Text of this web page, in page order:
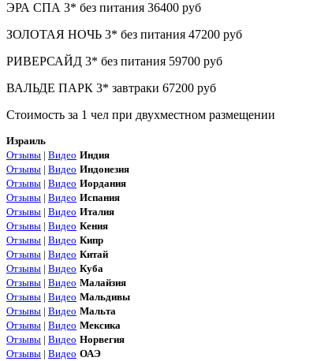
ЭРА СПА 3* без питания 36400 руб
ЗОЛОТАЯ НОЧЬ 3* без питания 47200 руб
РИВЕРСАЙД 3* без питания 59700 руб
ВАЛЬДЕ ПАРК 3* завтраки 67200 руб
Стоимость за 1 чел при двухместном размещении
Израиль
Отзывы | Видео Индия
Отзывы | Видео Индонезия
Отзывы | Видео Иордания
Отзывы | Видео Испания
Отзывы | Видео Италия
Отзывы | Видео Кения
Отзывы | Видео Кипр
Отзывы | Видео Китай
Отзывы | Видео Куба
Отзывы | Видео Малайзия
Отзывы | Видео Мальдивы
Отзывы | Видео Мальта
Отзывы | Видео Мексика
Отзывы | Видео Норвегия
Отзывы | Видео ОАЭ